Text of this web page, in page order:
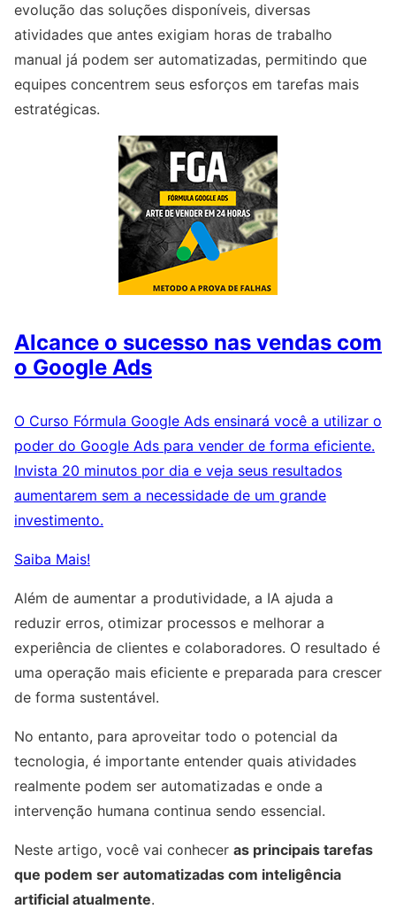
evolução das soluções disponíveis, diversas
atividades que antes exigiam horas de trabalho
manual já podem ser automatizadas, permitindo que
equipes concentrem seus esforços em tarefas mais
estratégicas.
Alcance o sucesso nas vendas com
o Google Ads
O Curso Fórmula Google Ads ensinará você a utilizar o
poder do Google Ads para vender de forma eficiente.
Invista 20 minutos por dia e veja seus resultados
aumentarem sem a necessidade de um grande
investimento.
Saiba Mais!
Além de aumentar a produtividade, a IA ajuda a
reduzir erros, otimizar processos e melhorar a
experiência de clientes e colaboradores. O resultado é
uma operação mais eficiente e preparada para crescer
de forma sustentável.
No entanto, para aproveitar todo o potencial da
tecnologia, é importante entender quais atividades
realmente podem ser automatizadas e onde a
intervenção humana continua sendo essencial.
Neste artigo, você vai conhecer as principais tarefas
que podem ser automatizadas com inteligência
artificial atualmente.